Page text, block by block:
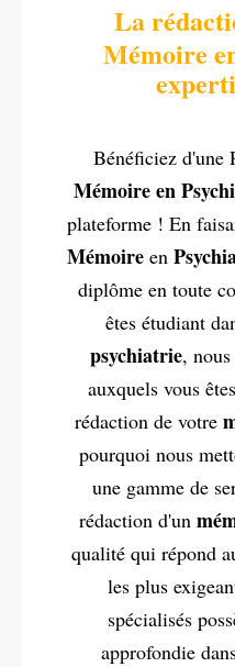
La
Mémoire
Bénéficiez d'une
Mémoire en
plateforme ! En
Mémoireen
diplôme en toute
êtes étudiant
psychiatrie,
auxquels vous
rédaction de votre
pourquoi nous
une gamme de
rédaction d'un
qualité qui répond
les plus
spécialisés
approfondie